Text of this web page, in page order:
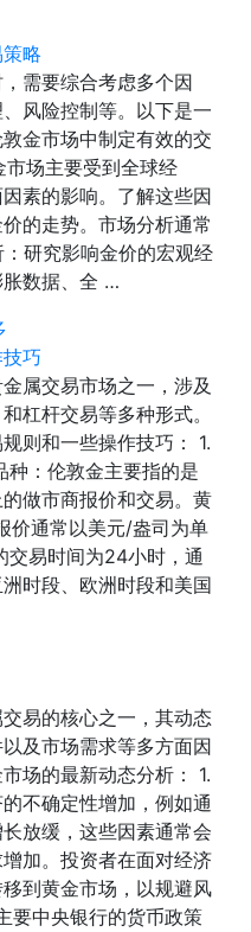
略
需要综合考虑多个因
风险控制等。以下是一
金市场中制定有效的交
场主要受到全球经
素的影响。了解这些因
的走势。市场分析通常
研究影响金价的宏观经
胀数据、全 …
巧
属交易市场之一，涉及
杠杆交易等多种形式。
则和一些操作技巧： 1.
种：伦敦金主要指的是
做市商报价和交易。黄
价通常以美元/盎司为单
交易时间为24小时，通
时段、欧洲时段和美国
易的核心之一，其动态
及市场需求等多方面因
场的最新动态分析： 1.
不确定性增加，例如通
放缓，这些因素通常会
加。投资者在面对经济
到黄金市场，以规避风
要中央银行的货币政策